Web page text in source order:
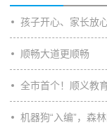
孩子开心、家长放
顺畅大道更顺畅
全市首个！顺义教
机器狗“入编”，森